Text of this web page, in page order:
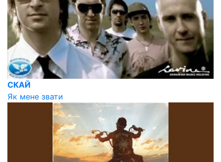
СКАЙ
Як мене звати